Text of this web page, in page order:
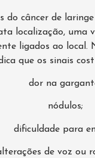
do câncer de
localização, uma
ligados ao local.
que os sinais
dor na
nódulos;
dificuldade para
de voz ou